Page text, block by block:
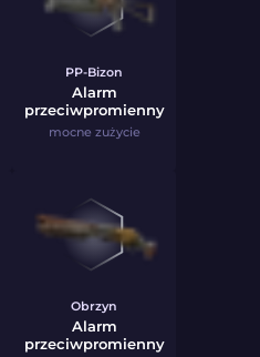
PP-Bizon
Alarm
przeciwpromienny
mocne zużycie
Obrzyn
Alarm
przeciwpromienny